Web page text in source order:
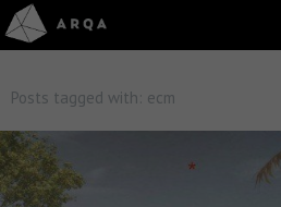
Posts tagged with: ecm